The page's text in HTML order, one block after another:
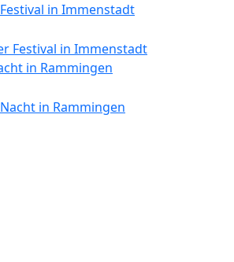
in Immenstadt
in Rammingen